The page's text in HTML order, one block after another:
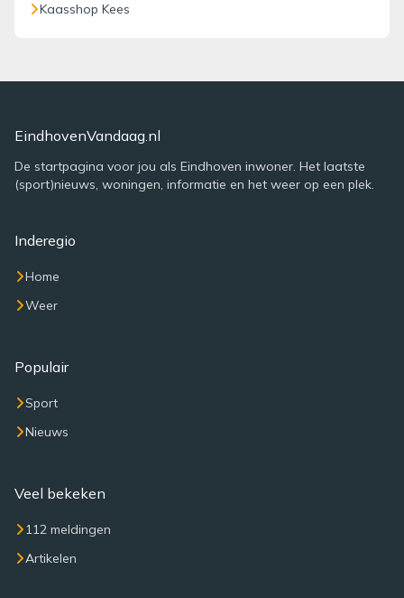
Kaasshop Kees
EindhovenVandaag.nl
De startpagina voor jou als Eindhoven inwoner. Het laatste
(sport)nieuws, woningen, informatie en het weer op een plek.
Inderegio
Home
Weer
Populair
Sport
Nieuws
Veel bekeken
112 meldingen
Artikelen